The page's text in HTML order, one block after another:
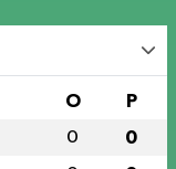
O P
0 0